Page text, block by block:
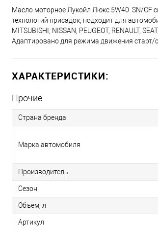
Масло моторное Лукойл Люкс 5W40 SN/CF
технологий присадок, подходит для
MITSUBISHI, NISSAN, PEUGEOT, RENAULT,
Адаптировано для режима движения старт/
ХАРАКТЕРИСТИКИ:
Прочие
Страна бренда
Марка автомобиля
Производитель
Сезон
Объем, л
Артикул